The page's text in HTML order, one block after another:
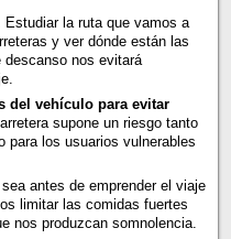
Estudiar la ruta que vamos a
y ver dónde están las
nos evitará
del vehículo para evitar
supone un riesgo tanto
para los usuarios vulnerables
antes de emprender el viaje
limitar las comidas fuertes
nos produzcan somnolencia.